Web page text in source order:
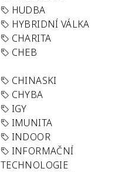
HUDBA
HYBRIDNÍ VÁLKA
CHARITA
CHEB
CHINASKI
CHYBA
IGY
IMUNITA
INDOOR
INFORMAČNÍ
TECHNOLOGIE